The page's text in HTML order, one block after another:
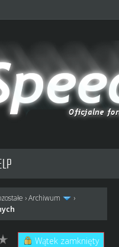
›Archiwum ›
Wątek zamknięty